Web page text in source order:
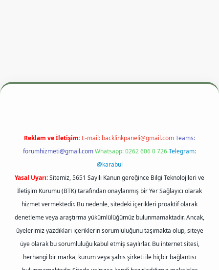
giriş adresibetexper.xyzm elexbet
Reklam ve İletişim: E-mail: backlinkpaneli@gmail.comTeams:
forumhizmeti@gmail.comWhatsapp: 0262 606 0 726Telegram:
@karabul
Yasal Uyarı:Sitemiz, 5651 Sayılı Kanun gereğince Bilgi Teknolojileri ve
İletişim Kurumu (BTK) tarafından onaylanmış bir Yer Sağlayıcı olarak
hizmet vermektedir. Bu nedenle, sitedeki içerikleri proaktif olarak
denetleme veya araştırma yükümlülüğümüz bulunmamaktadır. Ancak,
üyelerimiz yazdıkları içeriklerin sorumluluğunu taşımakta olup, siteye
üye olarak bu sorumluluğu kabul etmiş sayılırlar. Bu internet sitesi,
herhangi bir marka, kurum veya şahıs şirketi ile hiçbir bağlantısı